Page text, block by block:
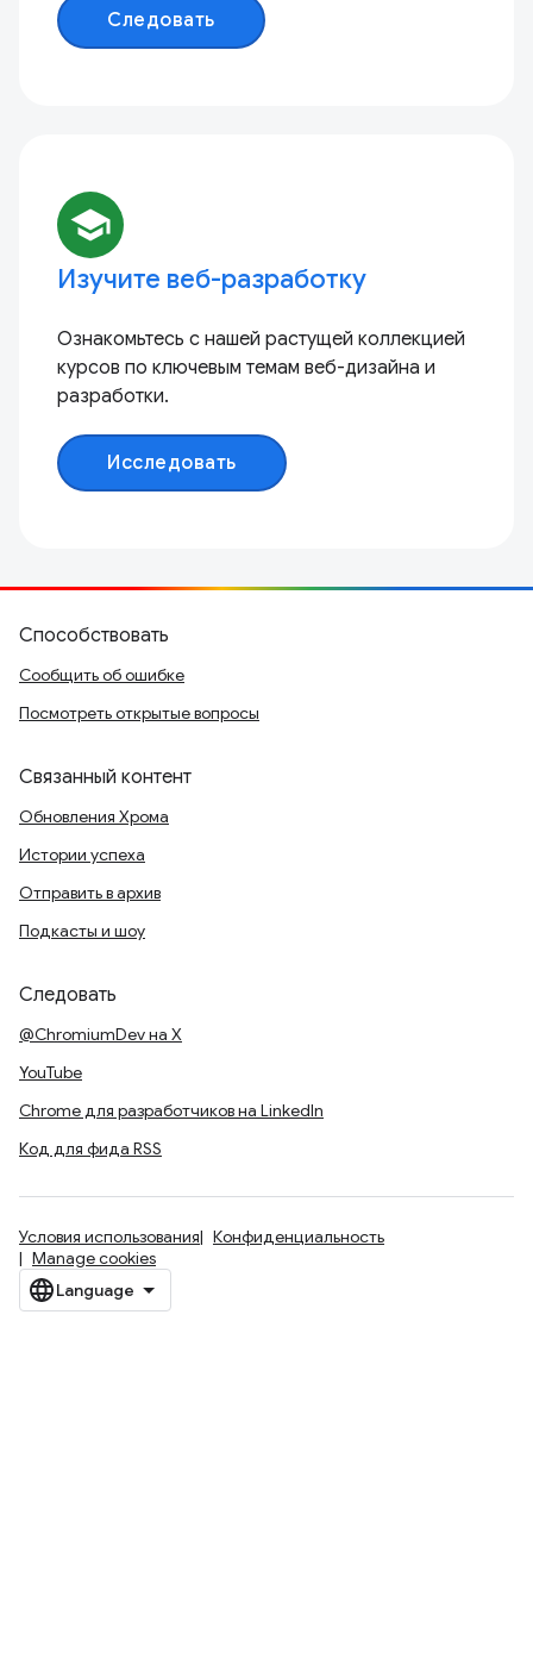
Следовать
school
Изучите веб-разработку
Ознакомьтесь с нашей растущей коллекцией
курсов по ключевым темам веб-дизайна и
разработки.
Исследовать
Способствовать
Сообщить об ошибке
Посмотреть открытые вопросы
Связанный контент
Обновления Хрома
Истории успеха
Отправить в архив
Подкасты и шоу
Следовать
@ChromiumDev на X
YouTube
Chrome для разработчиков на LinkedIn
Код для фида RSS
Условия использования
Конфиденциальность
Manage cookies